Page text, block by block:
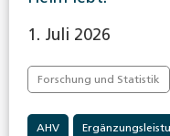
1. Juli 2026
Forschung und Statistik
AHV